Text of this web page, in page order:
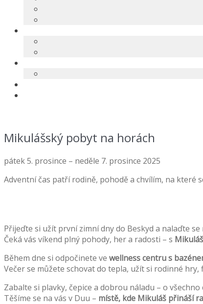
Mikulášský pobyt na horách
pátek 5. prosince – neděle 7. prosince 2025
Adventní čas patří rodině, pohodě a chvílím, na které
Přijeďte si užít první zimní dny do Beskyd a nalaďte
Čeká vás víkend plný pohody, her a radosti – s
Během dne si odpočinete ve wellness centru s
Večer se můžete schovat do tepla, užít si rodinné
Zabalte si plavky, čepice a dobrou náladu – o
Těšíme se na vás v Duu – místě, kde Mikuláš přináší